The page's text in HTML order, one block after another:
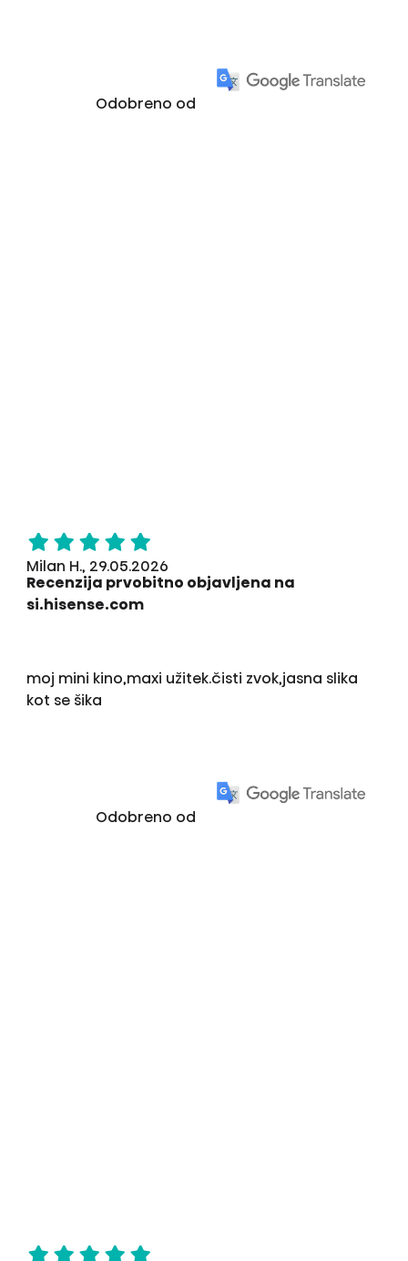
Odobreno od
Milan H., 29.05.2026
Recenzija prvobitno objavljena na
si.hisense.com
moj mini kino,maxi užitek.čisti zvok,jasna slika
kot se šika
Odobreno od